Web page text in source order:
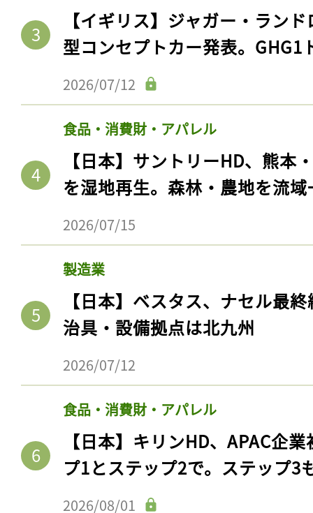
【イギリス】ジャガー・ラン
型コンセプトカー発表。GHG1
2026/07/12
食品・消費財・アパレル
【日本】サントリーHD、熊本
を湿地再生。森林・農地を流
2026/07/15
製造業
【日本】ベスタス、ナセル最
治具・設備拠点は北九州
2026/07/12
食品・消費財・アパレル
【日本】キリンHD、APAC企
プ1とステップ2で。ステップ3
2026/08/01